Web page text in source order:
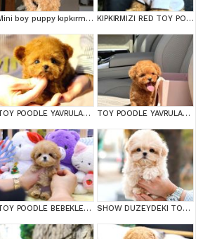
Mini boy puppy kıpkırmızı ev üretimi TOOY POODLE KIPKIRMIZI RED TOY POODLE SEVİMLİ YAVRULAR
TOY POODLE YAVRULARIM TOY POODLE YAVRULARIM
TOY POODLE BEBEKLERİM SHOW DUZEYDEKI TOY POODLE BEBEKLERIM